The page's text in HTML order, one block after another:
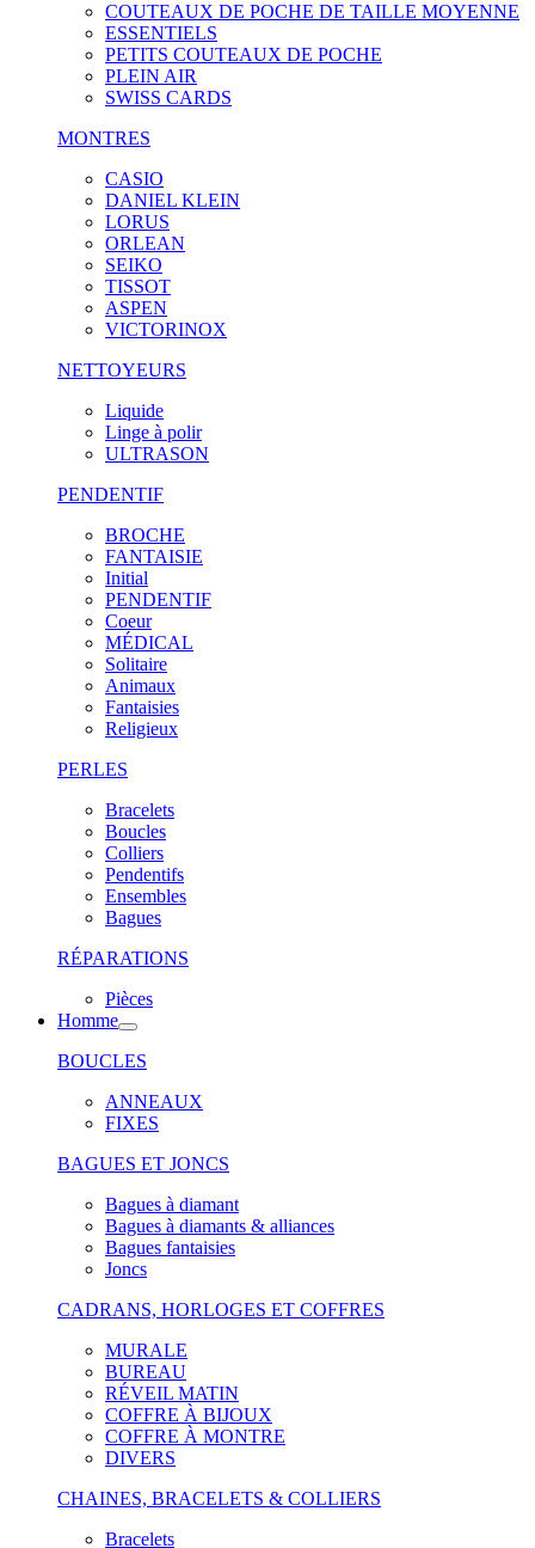
COUTEAUX DE POCHE DE TAILLE MOYENNE
ESSENTIELS
PETITS COUTEAUX DE POCHE
PLEIN AIR
SWISS CARDS
MONTRES
CASIO
DANIEL KLEIN
LORUS
ORLEAN
SEIKO
TISSOT
ASPEN
VICTORINOX
NETTOYEURS
Liquide
Linge à polir
ULTRASON
PENDENTIF
BROCHE
FANTAISIE
Initial
PENDENTIF
Coeur
MÉDICAL
Solitaire
Animaux
Fantaisies
Religieux
PERLES
Bracelets
Boucles
Colliers
Pendentifs
Ensembles
Bagues
RÉPARATIONS
Pièces
Homme
BOUCLES
ANNEAUX
FIXES
BAGUES ET JONCS
Bagues à diamant
Bagues à diamants & alliances
Bagues fantaisies
Joncs
CADRANS, HORLOGES ET COFFRES
MURALE
BUREAU
RÉVEIL MATIN
COFFRE À BIJOUX
COFFRE À MONTRE
DIVERS
CHAINES, BRACELETS & COLLIERS
Bracelets